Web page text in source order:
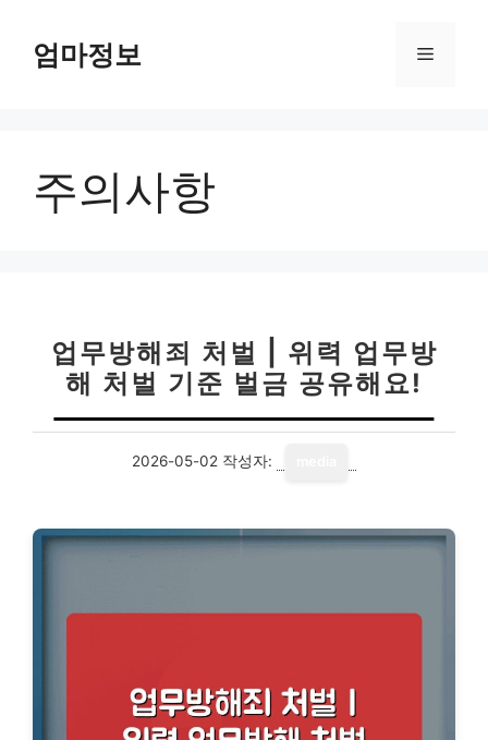
엄마정보 메
주의사항
업무방해죄 처벌 | 위력 업무방
해 처벌 기준 벌금 공유해요!
2026-05-02 작성자: